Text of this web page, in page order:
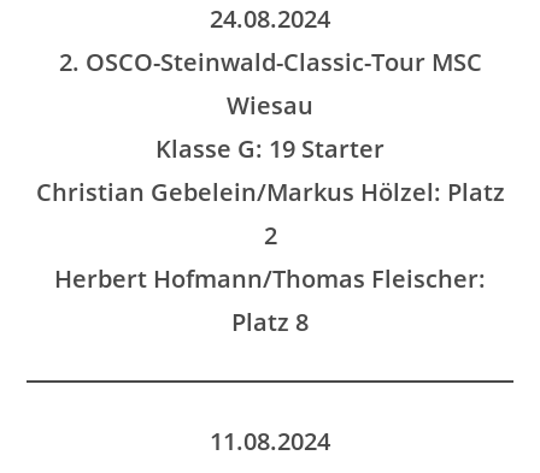
24.08.2024
2. OSCO-Steinwald-Classic-Tour MSC
Wiesau
Klasse G: 19 Starter
Christian Gebelein/Markus Hölzel: Platz
2
Herbert Hofmann/Thomas Fleischer:
Platz 8
11.08.2024